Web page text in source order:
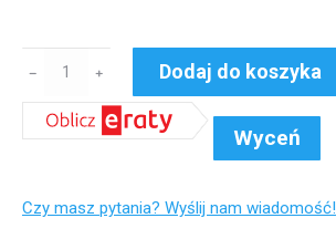
Haier
Wydajność
﹣ ﹢ Dodaj do koszyka
Wyceń
Czy masz pytania? Wyślij nam wiadomość!